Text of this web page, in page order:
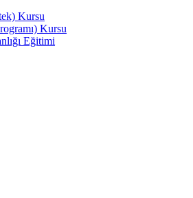
Kursu
Kursu
Eğitimi